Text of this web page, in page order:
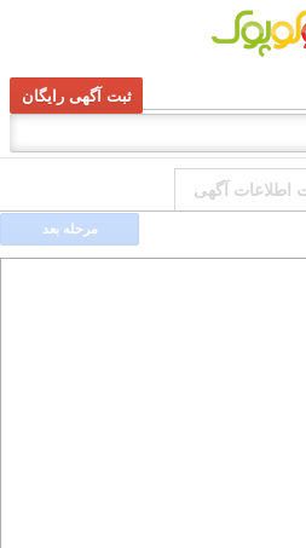
ثبت آگهی رایگان
مرحله بعد